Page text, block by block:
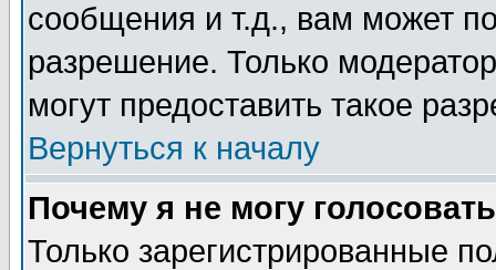
сообщения и т.д., вам может
разрешение. Только
могут предоставить такое
Вернуться к началу
Почему я не могу
Только зарегистрированные